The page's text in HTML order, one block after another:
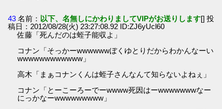
43 名前： 以下、名無しにかわりましてVIPがお送りします[] 投
稿日：2012/08/28(火) 23:27:08.92 ID:ZJ6yUcl60
佐藤「死んだのは蛭子能収よ」
コナン「そっかーwwwwwwぼくゆとりだからわかんなーい
wwwwwwwwwwww」
高木「まぁコナンくんは蛭子さんなんて知らないよねぇ」
コナン「とーこーろーでーwwww死因はーwwwwwwwなー
にっかなーwwwwwwwww」